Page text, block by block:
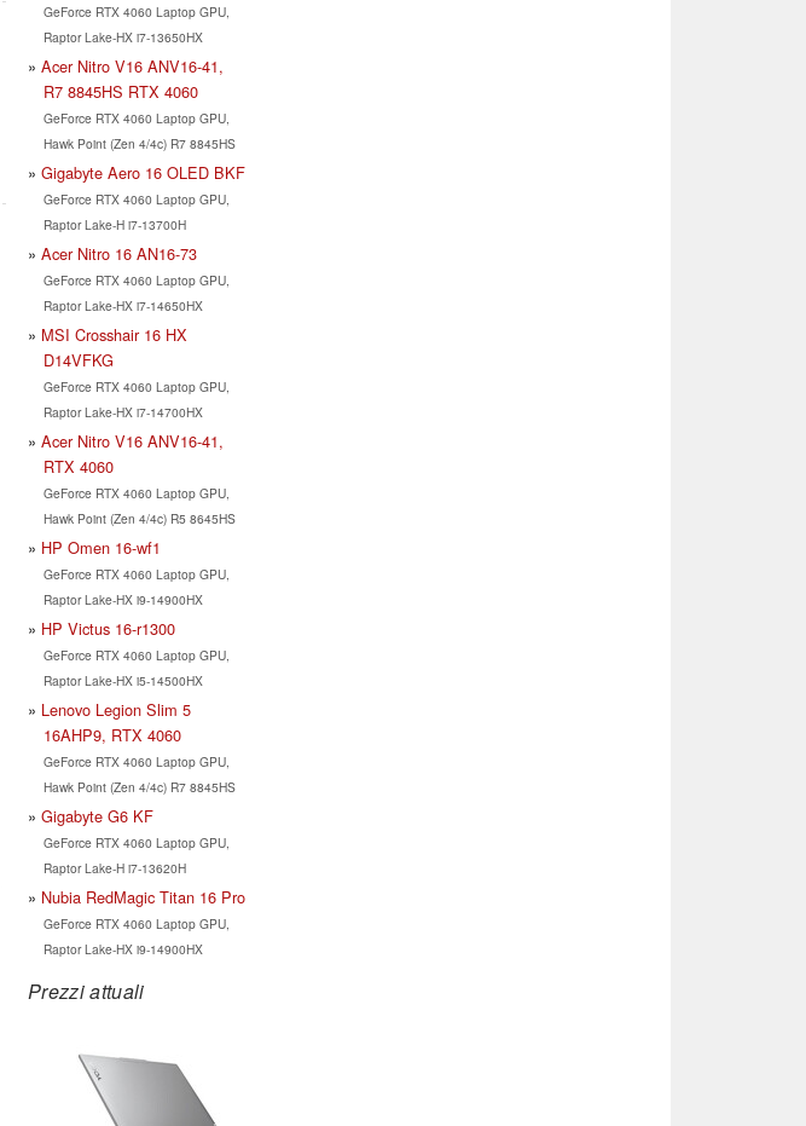
GeForce RTX 4060 Laptop GPU,
Raptor Lake-HX i7-13650HX
Acer Nitro V16 ANV16-41,
R7 8845HS RTX 4060
GeForce RTX 4060 Laptop GPU,
Hawk Point (Zen 4/4c) R7 8845HS
Gigabyte Aero 16 OLED BKF
GeForce RTX 4060 Laptop GPU,
Raptor Lake-H i7-13700H
Acer Nitro 16 AN16-73
GeForce RTX 4060 Laptop GPU,
Raptor Lake-HX i7-14650HX
MSI Crosshair 16 HX
D14VFKG
GeForce RTX 4060 Laptop GPU,
Raptor Lake-HX i7-14700HX
Acer Nitro V16 ANV16-41,
RTX 4060
GeForce RTX 4060 Laptop GPU,
Hawk Point (Zen 4/4c) R5 8645HS
HP Omen 16-wf1
GeForce RTX 4060 Laptop GPU,
Raptor Lake-HX i9-14900HX
HP Victus 16-r1300
GeForce RTX 4060 Laptop GPU,
Raptor Lake-HX i5-14500HX
Lenovo Legion Slim 5
16AHP9, RTX 4060
GeForce RTX 4060 Laptop GPU,
Hawk Point (Zen 4/4c) R7 8845HS
Gigabyte G6 KF
GeForce RTX 4060 Laptop GPU,
Raptor Lake-H i7-13620H
Nubia RedMagic Titan 16 Pro
GeForce RTX 4060 Laptop GPU,
Raptor Lake-HX i9-14900HX
Prezzi attuali